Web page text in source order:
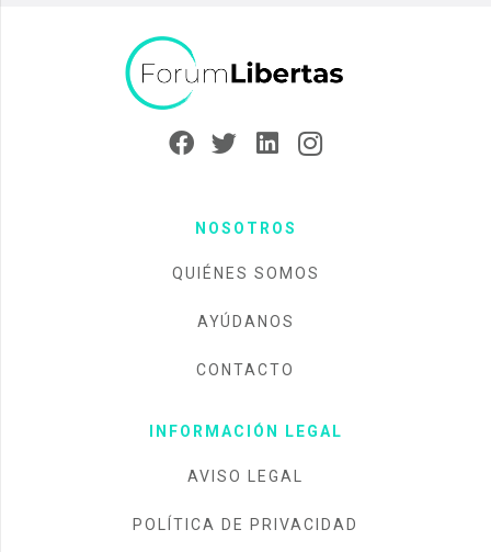
NOSOTROS
QUIÉNES SOMOS
AYÚDANOS
CONTACTO
INFORMACIÓN LEGAL
AVISO LEGAL
POLÍTICA DE PRIVACIDAD